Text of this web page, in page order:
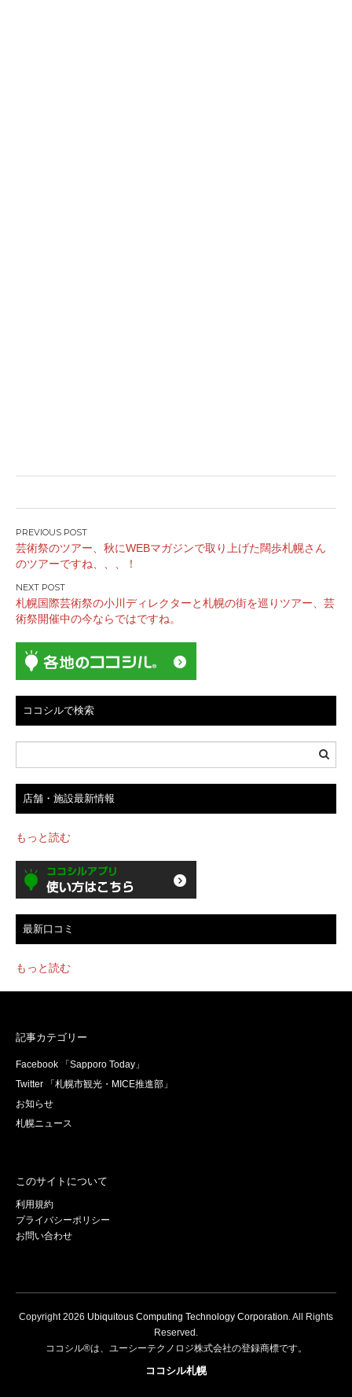
投
稿
ナ
ビ
ゲ
シ
ョ
ン
芸術祭のツアー、秋にWEBマガジンで取り上げた闊歩札幌さん
のツアーですね、、、！
札幌国際芸術祭の小川ディレクターと札幌の街を巡りツアー、芸
術祭開催中の今ならではですね。
ココシルで検索
店舗・施設最新情報
もっと読む
最新口コミ
もっと読む
記事カテゴリー
Facebook 「Sapporo Today」
Twitter 「札幌市観光・MICE推進部」
お知らせ
札幌ニュース
このサイトについて
利用規約
プライバシーポリシー
お問い合わせ
Copyright2026 Ubiquitous Computing Technology Corporation. All Rights
Reserved.
ココシル®は、ユーシーテクノロジ株式会社の登録商標です。
ココシル札幌